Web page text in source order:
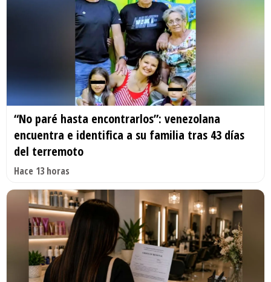
“No paré hasta encontrarlos”: venezolana
encuentra e identifica a su familia tras 43 días
del terremoto
Hace 13 horas